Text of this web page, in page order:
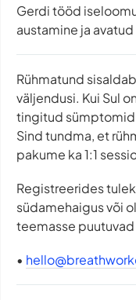
Gerdi tööd
austamine ja avatud
Rühmatund
väljendusi. Kui Sul
tingitud sümptomid
Sind tundma, et
pakume ka 1:1
Registreerides
südamehaigus või
teemasse
•⁠ ⁠